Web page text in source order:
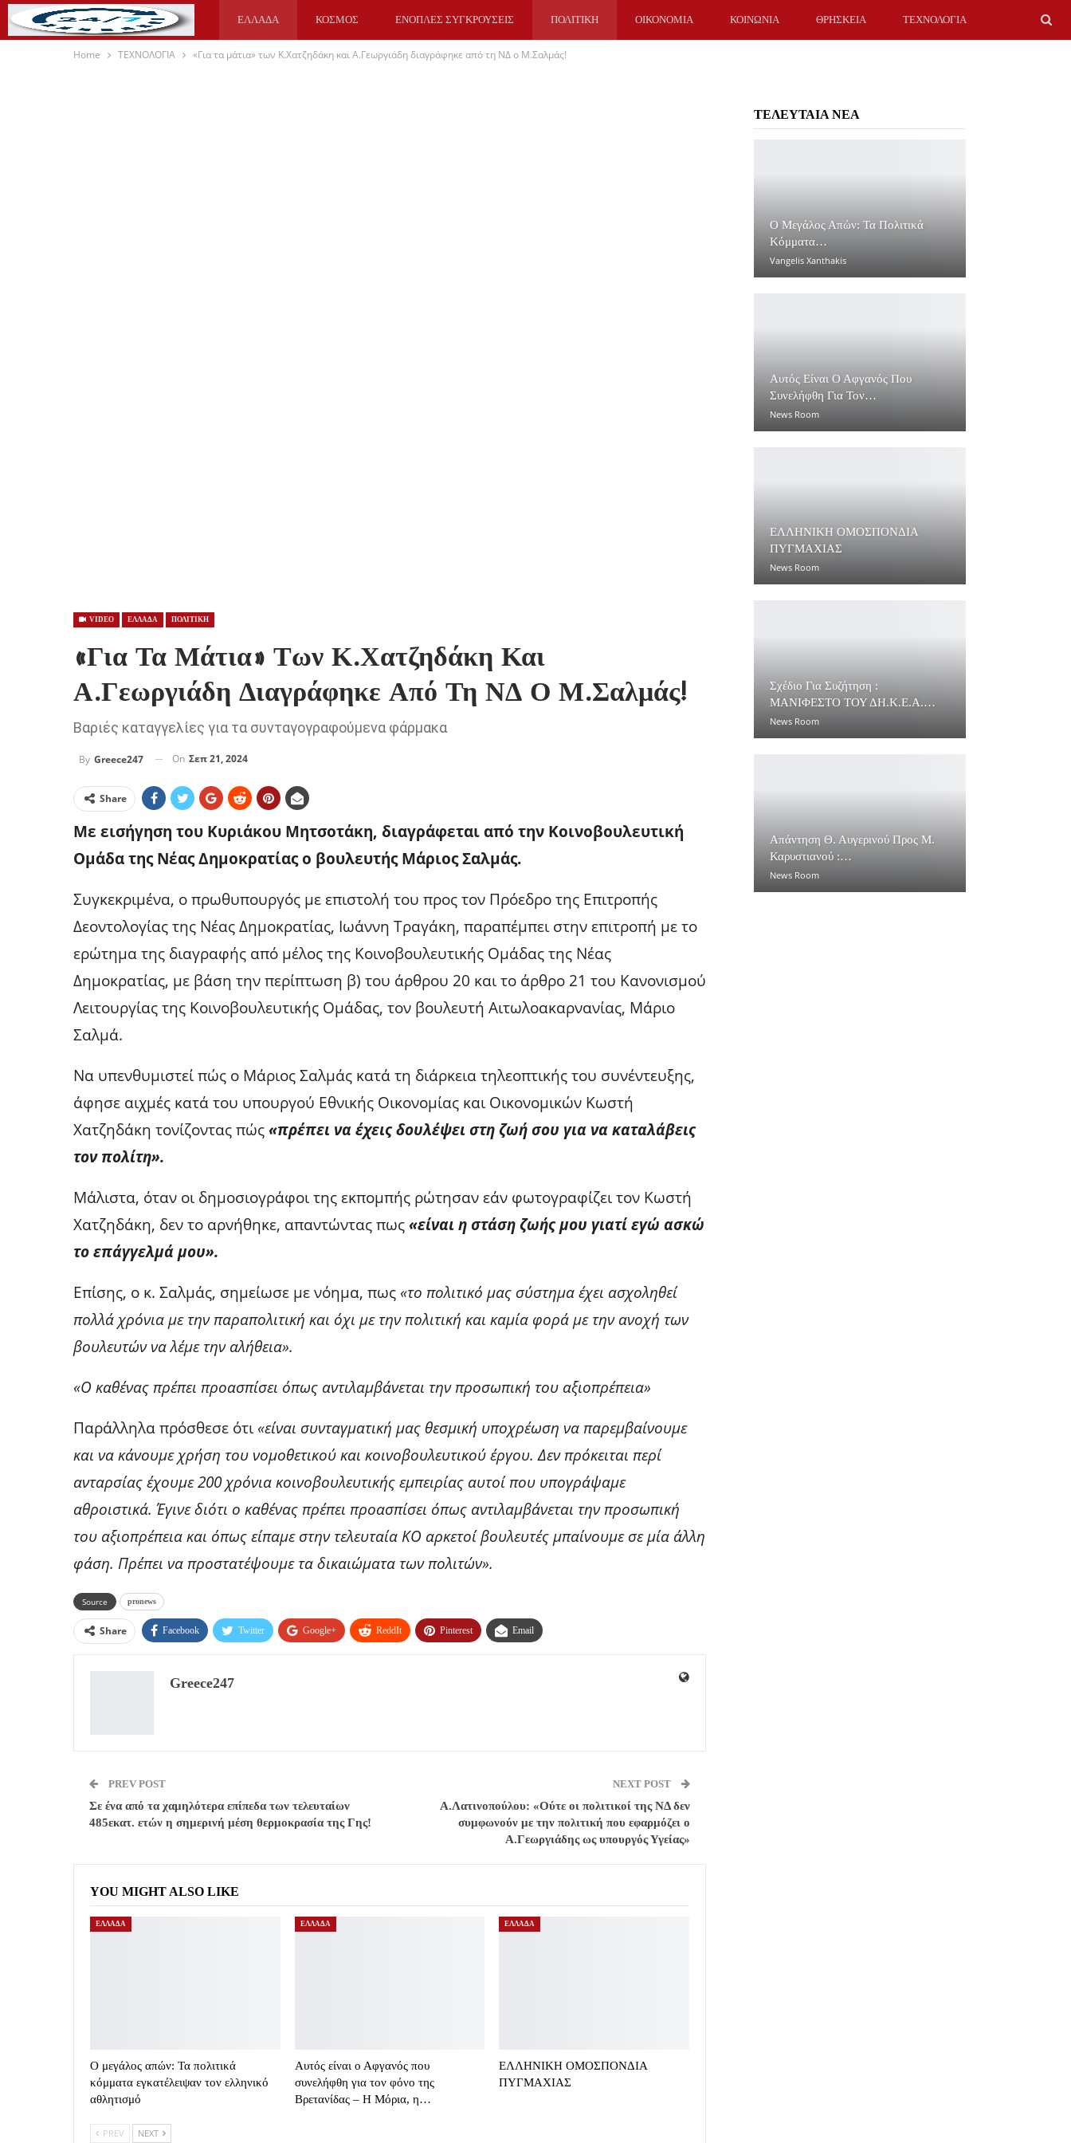
ΕΛΛΑΔΑ ΚΟΣΜΟΣ ΕΝΟΠΛΕΣ ΣΥΓΚΡΟΥΣΕΙΣ ΠΟΛΙΤΙΚΗ ΟΙΚΟΝΟΜΙΑ ΚΟΙΝΩΝΙΑ ΘΡΗΣΚΕΙΑ ΤΕΧΝΟΛΟΓΙΑ
ΥΓΕΙΑ ΑΘΛΗΤΙΚΑ
Home ΤΕΧΝΟΛΟΓΙΑ «Για τα μάτια» των Κ.Χατζηδάκη και Α.Γεωργιάδη διαγράφηκε από τη ΝΔ ο Μ.Σαλμάς!
VIDEO ΕΛΛΑΔΑ ΠΟΛΙΤΙΚΗ
«Για Τα Μάτια» Των Κ.Χατζηδάκη Και
Α.Γεωργιάδη Διαγράφηκε Από Τη ΝΔ Ο Μ.Σαλμάς!
Βαριές καταγγελίες για τα συνταγογραφούμενα φάρμακα
By Greece247 On Σεπ 21, 2024
Share
Με εισήγηση του Κυριάκου Μητσοτάκη, διαγράφεται από την Κοινοβουλευτική
Ομάδα της Νέας Δημοκρατίας ο βουλευτής Μάριος Σαλμάς.
Συγκεκριμένα, ο πρωθυπουργός με επιστολή του προς τον Πρόεδρο της Επιτροπής
Δεοντολογίας της Νέας Δημοκρατίας, Ιωάννη Τραγάκη, παραπέμπει στην επιτροπή με το
ερώτημα της διαγραφής από μέλος της Κοινοβουλευτικής Ομάδας της Νέας
Δημοκρατίας, με βάση την περίπτωση β) του άρθρου 20 και το άρθρο 21 του Κανονισμού
Λειτουργίας της Κοινοβουλευτικής Ομάδας, τον βουλευτή Αιτωλοακαρνανίας, Μάριο
Σαλμά.
Να υπενθυμιστεί πώς ο Μάριος Σαλμάς κατά τη διάρκεια τηλεοπτικής του συνέντευξης,
άφησε αιχμές κατά του υπουργού Εθνικής Οικονομίας και Οικονομικών Κωστή
Χατζηδάκη τονίζοντας πώς«πρέπει να έχεις δουλέψει στη ζωή σου για να καταλάβεις
τον πολίτη».
Μάλιστα, όταν οι δημοσιογράφοι της εκπομπής ρώτησαν εάν φωτογραφίζει τον Κωστή
Χατζηδάκη, δεν το αρνήθηκε, απαντώντας πως«είναι η στάση ζωής μου γιατί εγώ ασκώ
το επάγγελμά μου».
Επίσης, ο κ. Σαλμάς, σημείωσε με νόημα, πως «το πολιτικό μας σύστημα έχει ασχοληθεί
πολλά χρόνια με την παραπολιτική και όχι με την πολιτική και καμία φορά με την ανοχή των
βουλευτών να λέμε την αλήθεια».
«Ο καθένας πρέπει προασπίσει όπως αντιλαμβάνεται την προσωπική του αξιοπρέπεια»
Παράλληλα πρόσθεσε ότι «είναι συνταγματική μας θεσμική υποχρέωση να παρεμβαίνουμε
και να κάνουμε χρήση του νομοθετικού και κοινοβουλευτικού έργου. Δεν πρόκειται περί
ανταρσίας έχουμε 200 χρόνια κοινοβουλευτικής εμπειρίας αυτοί που υπογράψαμε
αθροιστικά. Έγινε διότι ο καθένας πρέπει προασπίσει όπως αντιλαμβάνεται την προσωπική
του αξιοπρέπεια και όπως είπαμε στην τελευταία ΚΟ αρκετοί βουλευτές μπαίνουμε σε μία άλλη
φάση. Πρέπει να προστατέψουμε τα δικαιώματα των πολιτών».
Source pronews
Share Facebook Twitter Google+ ReddIt Pinterest Email
Greece247
PREV POST
Σε ένα από τα χαμηλότερα επίπεδα των τελευταίων
485εκατ. ετών η σημερινή μέση θερμοκρασία της Γης!
NEXT POST
Α.Λατινοπούλου: «Ούτε οι πολιτικοί της ΝΔ δεν
συμφωνούν με την πολιτική που εφαρμόζει ο
Α.Γεωργιάδης ως υπουργός Υγείας»
YOU MIGHT ALSO LIKE
ΕΛΛΑΔΑ
Ο μεγάλος απών: Τα πολιτικά
κόμματα εγκατέλειψαν τον ελληνικό
αθλητισμό
ΕΛΛΑΔΑ
Αυτός είναι ο Αφγανός που
συνελήφθη για τον φόνο της
Βρετανίδας – Η Μόρια, η…
ΕΛΛΑΔΑ
ΕΛΛΗΝΙΚΗ ΟΜΟΣΠΟΝΔΙΑ
ΠΥΓΜΑΧΙΑΣ
PREV NEXT
ΤΕΛΕΥΤΑΙΑ ΝΕΑ
Ο Μεγάλος Απών: Τα Πολιτικά
Κόμματα…
Vangelis Xanthakis
Αυτός Είναι Ο Αφγανός Που
Συνελήφθη Για Τον…
News Room
ΕΛΛΗΝΙΚΗ ΟΜΟΣΠΟΝΔΙΑ
ΠΥΓΜΑΧΙΑΣ
News Room
Σχέδιο Για Συζήτηση :
ΜΑΝΙΦΕΣΤΟ ΤΟΥ ΔΗ.Κ.Ε.Α.…
News Room
Απάντηση Θ. Αυγερινού Προς Μ.
Καρυστιανού :…
News Room